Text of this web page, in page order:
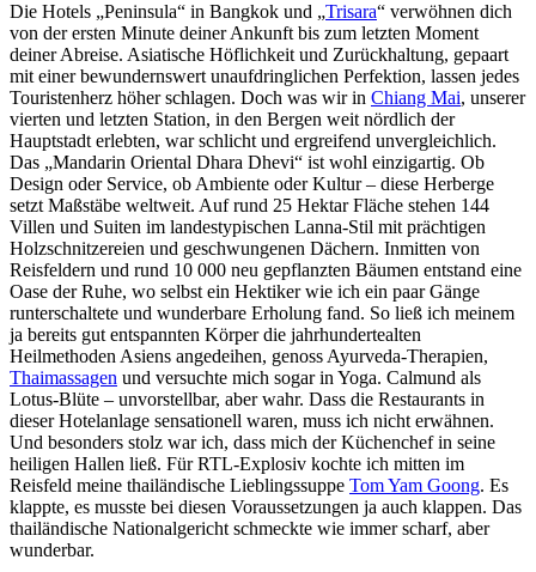
Die Hotels „Peninsula“ in Bangkok und „Trisara“ verwöhnen dich
von der ersten Minute deiner Ankunft bis zum letzten Moment
deiner Abreise. Asiatische Höflichkeit und Zurückhaltung, gepaart
mit einer bewundernswert unaufdringlichen Perfektion, lassen jedes
Touristenherz höher schlagen. Doch was wir in Chiang Mai, unserer
vierten und letzten Station, in den Bergen weit nördlich der
Hauptstadt erlebten, war schlicht und ergreifend unvergleichlich.
Das „Mandarin Oriental Dhara Dhevi“ ist wohl einzigartig. Ob
Design oder Service, ob Ambiente oder Kultur – diese Herberge
setzt Maßstäbe weltweit. Auf rund 25 Hektar Fläche stehen 144
Villen und Suiten im landestypischen Lanna-Stil mit prächtigen
Holzschnitzereien und geschwungenen Dächern. Inmitten von
Reisfeldern und rund 10 000 neu gepflanzten Bäumen entstand eine
Oase der Ruhe, wo selbst ein Hektiker wie ich ein paar Gänge
runterschaltete und wunderbare Erholung fand. So ließ ich meinem
ja bereits gut entspannten Körper die jahrhundertealten
Heilmethoden Asiens angedeihen, genoss Ayurveda-Therapien,
Thaimassagen und versuchte mich sogar in Yoga. Calmund als
Lotus-Blüte – unvorstellbar, aber wahr. Dass die Restaurants in
dieser Hotelanlage sensationell waren, muss ich nicht erwähnen.
Und besonders stolz war ich, dass mich der Küchenchef in seine
heiligen Hallen ließ. Für RTL-Explosiv kochte ich mitten im
Reisfeld meine thailändische Lieblingssuppe Tom Yam Goong. Es
klappte, es musste bei diesen Voraussetzungen ja auch klappen. Das
thailändische Nationalgericht schmeckte wie immer scharf, aber
wunderbar.